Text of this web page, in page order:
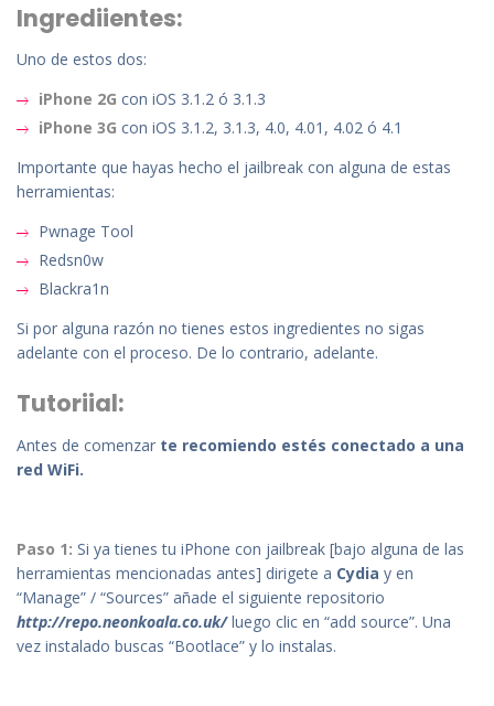
Ingrediientes:
Uno de estos dos:
iPhone 2G con iOS 3.1.2 ó 3.1.3
iPhone 3G con iOS 3.1.2, 3.1.3, 4.0, 4.01, 4.02 ó 4.1
Importante que hayas hecho el jailbreak con alguna de estas
herramientas:
Pwnage Tool
Redsn0w
Blackra1n
Si por alguna razón no tienes estos ingredientes no sigas
adelante con el proceso. De lo contrario, adelante.
Tutoriial:
Antes de comenzar te recomiendo estés conectado a una
red WiFi.
Paso 1: Si ya tienes tu iPhone con jailbreak [bajo alguna de las
herramientas mencionadas antes] dirigete a Cydia y en
“Manage” / “Sources” añade el siguiente repositorio
http://repo.neonkoala.co.uk/luego clic en “add source”. Una
vez instalado buscas “Bootlace” y lo instalas.